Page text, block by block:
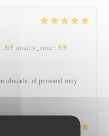
: 5/5 quality_price : 5/5
ubicada, el personal muy